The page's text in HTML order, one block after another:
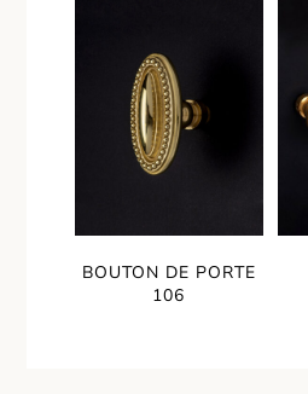
BOUTON DE PORTE
106